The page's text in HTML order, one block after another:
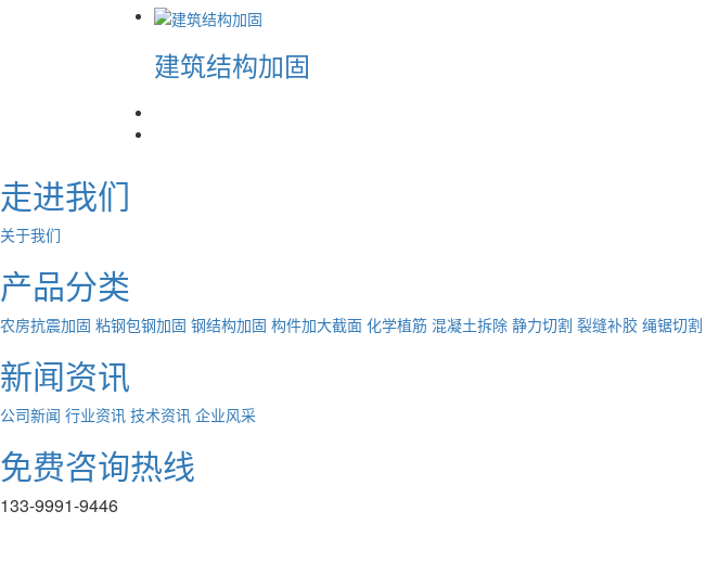
建筑结构加固
走进我们
关于我们
产品分类
农房抗震加固 粘钢包钢加固 钢结构加固 构件加大截面 化学植筋 混凝土拆除 静力切割 裂缝补胶 绳锯切割
新闻资讯
公司新闻 行业资讯 技术资讯 企业风采
免费咨询热线
133-9991-9446